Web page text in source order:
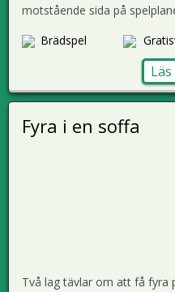
motstående sida på
Brädspel
Fyra i en soffa
Två lag tävlar om att få fyra